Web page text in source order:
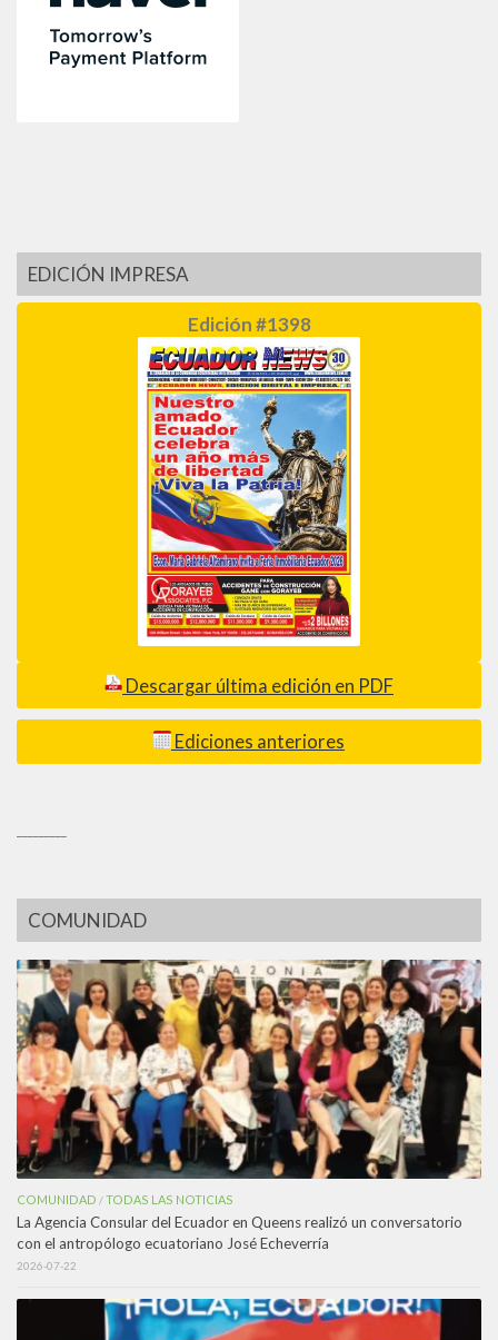
EDICIÓN IMPRESA
Edición #1398
Descargar última edición en PDF
Ediciones anteriores
COMUNIDAD
COMUNIDAD /TODAS LAS NOTICIAS
La Agencia Consular del Ecuador en Queens realizó un conversatorio
con el antropólogo ecuatoriano José Echeverría
2026-07-22